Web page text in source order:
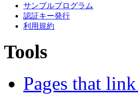
サンプルプログラム
認証キー発行
利用規約
Tools
Pages that